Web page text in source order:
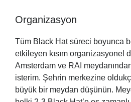
Organizasyon
Tüm Black Hat süreci boyunca
etkileyen kısım organizasyonel
Amsterdam ve RAI
isterim. Şehrin merkezine
büyük bir meydan düşünün.